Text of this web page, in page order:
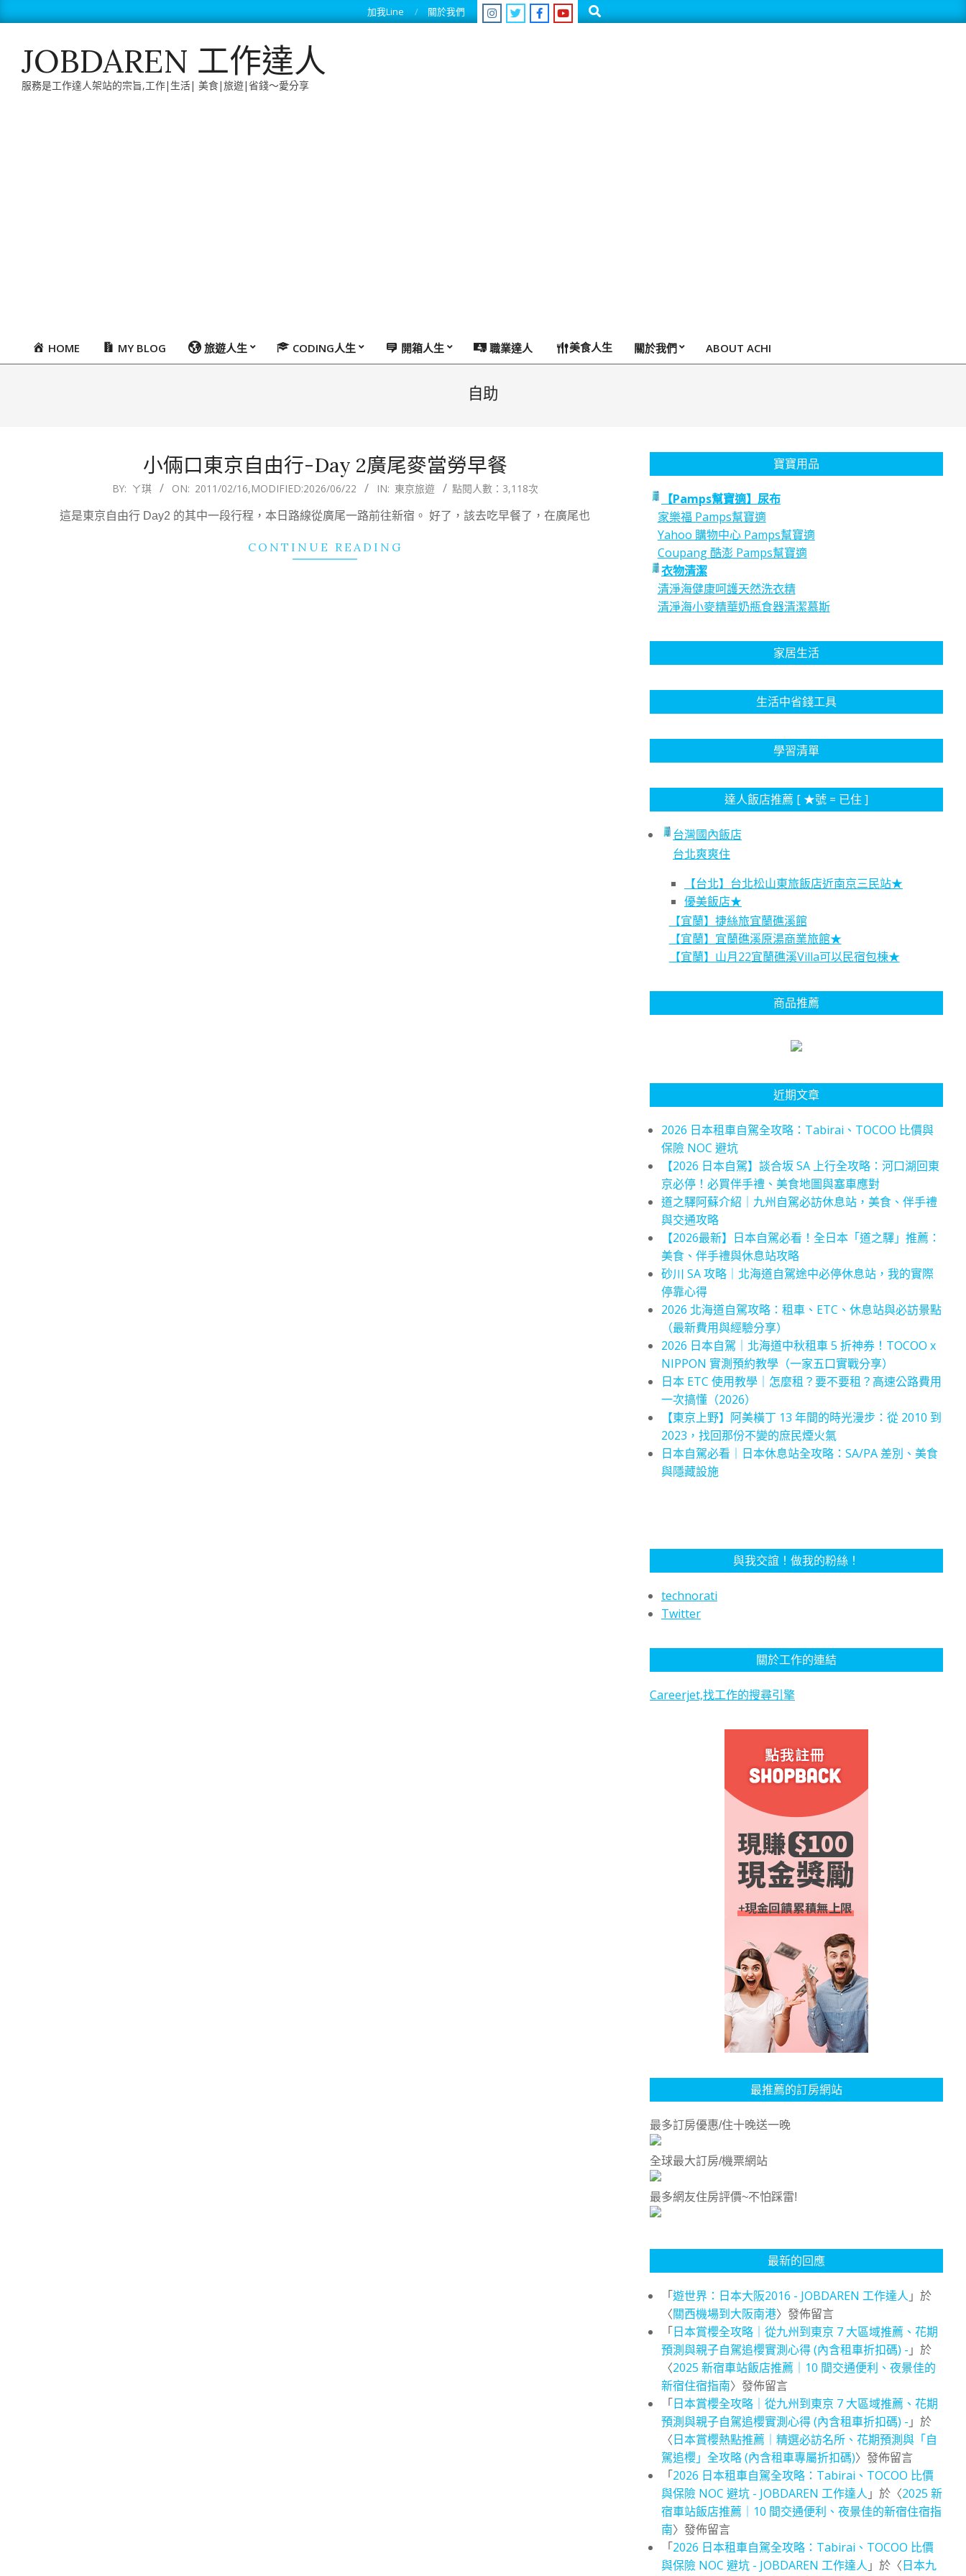
to
加我Line 關於我們 Search
JOBDAREN 工作達人
服務是工作達人架站的宗旨,工作|生活| 美食|旅遊|省錢～愛分享
PrimaryHOME MY BLOG 旅遊人生 CODING人生 開箱人生 職業達人 美食人生 關於我們 ABOUT ACHI
自助
小倆口東京自由行-Day 2廣尾麥當勞早餐
BY: ㄚ琪 ON: 2011/02/16,MODIFIED:2026/06/22 IN: 東京旅遊 點閱人數：3,118次
這是東京自由行 Day2 的其中一段行程，本日路線從廣尾一路前往新宿。 好了，該去吃早餐了，在廣尾也
CONTINUE READING
寶寶用品
【Pamps幫寶適】尿布
家樂福 Pamps幫寶適
Yahoo 購物中心 Pamps幫寶適
Coupang 酷澎 Pamps幫寶適
衣物清潔
清淨海健康呵護天然洗衣精
清淨海小麥精華奶瓶食器清潔慕斯
家居生活
生活中省錢工具
學習清單
達人飯店推薦 [ ★號 = 已住 ]
台灣國內飯店
台北爽爽住
【台北】台北松山東旅飯店近南京三民站★
優美飯店★
【宜蘭】捷絲旅宜蘭礁溪館
【宜蘭】宜蘭礁溪原湯商業旅館★
【宜蘭】山月22宜蘭礁溪Villa可以民宿包棟★
商品推薦
近期文章
2026 日本租車自駕全攻略：Tabirai、TOCOO 比價與
保險 NOC 避坑
【2026 日本自駕】談合坂 SA 上行全攻略：河口湖回東
京必停！必買伴手禮、美食地圖與塞車應對
道之驛阿蘇介紹｜九州自駕必訪休息站，美食、伴手禮
與交通攻略
【2026最新】日本自駕必看！全日本「道之驛」推薦：
美食、伴手禮與休息站攻略
砂川 SA 攻略｜北海道自駕途中必停休息站，我的實際
停靠心得
2026 北海道自駕攻略：租車、ETC、休息站與必訪景點
（最新費用與經驗分享）
2026 日本自駕｜北海道中秋租車 5 折神券！TOCOO x
NIPPON 實測預約教學（一家五口實戰分享）
日本 ETC 使用教學｜怎麼租？要不要租？高速公路費用
一次搞懂（2026）
【東京上野】阿美橫丁 13 年間的時光漫步：從 2010 到
2023，找回那份不變的庶民煙火氣
日本自駕必看｜日本休息站全攻略：SA/PA 差別、美食
與隱藏設施
與我交誼！做我的粉絲！
technorati
Twitter
關於工作的連結
Careerjet,找工作的搜尋引擎
最推薦的訂房網站
最多訂房優惠/住十晚送一晚
全球最大訂房/機票網站
最多網友住房評價~不怕踩雷!
最新的回應
「遊世界：日本大阪2016 - JOBDAREN 工作達人 」於
〈關西機場到大阪南港〉發佈留言
「日本賞櫻全攻略｜從九州到東京 7 大區域推薦、花期
預測與親子自駕追櫻實測心得 (內含租車折扣碼) - 」於
〈2025 新宿車站飯店推薦｜10 間交通便利、夜景佳的
新宿住宿指南〉發佈留言
「日本賞櫻全攻略｜從九州到東京 7 大區域推薦、花期
預測與親子自駕追櫻實測心得 (內含租車折扣碼) - 」於
〈日本賞櫻熱點推薦｜精選必訪名所、花期預測與「自
駕追櫻」全攻略 (內含租車專屬折扣碼)〉發佈留言
「2026 日本租車自駕全攻略：Tabirai、TOCOO 比價
與保險 NOC 避坑 - JOBDAREN 工作達人 」於〈2025 新
宿車站飯店推薦｜10 間交通便利、夜景佳的新宿住宿指
南〉發佈留言
「2026 日本租車自駕全攻略：Tabirai、TOCOO 比價
與保險 NOC 避坑 - JOBDAREN 工作達人 」於〈日本九